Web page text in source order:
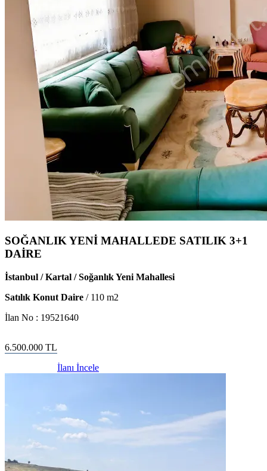
SOĞANLIK YENİ MAHALLEDE SATILIK 3+1
DAİRE
İstanbul / Kartal / Soğanlık Yeni Mahallesi
Satılık Konut Daire / 110 m2
İlan No : 19521640
6.500.000 TL
İlanı İncele